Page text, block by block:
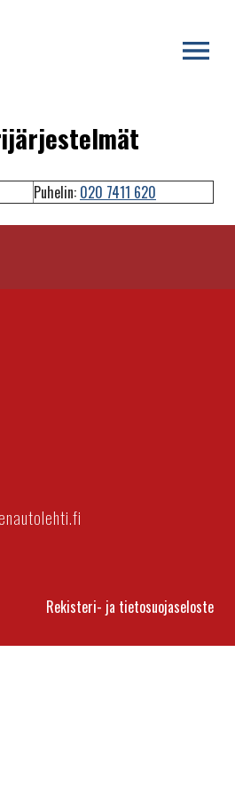
Puhelin: 020 7411 620
Rekisteri- ja tietosuojaseloste